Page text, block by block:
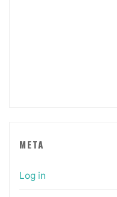
META
Log in